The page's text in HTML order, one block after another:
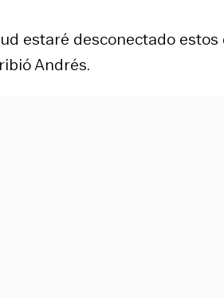
estaré desconectado estos
Andrés.